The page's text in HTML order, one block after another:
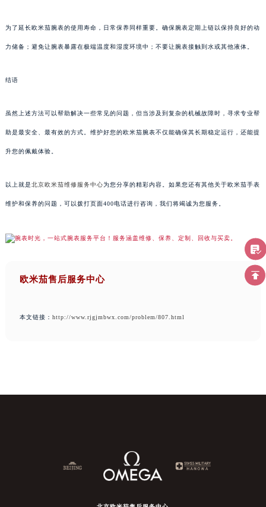
为了延长欧米茄腕表的使用寿命，日常保养同样重要。确保腕表定期上链以保持良好的动
力储备；避免让腕表暴露在极端温度和湿度环境中；不要让腕表接触到水或其他液体。
结语
虽然上述方法可以帮助解决一些常见的问题，但当涉及到复杂的机械故障时，寻求专业帮
助是最安全、最有效的方式。维护好您的欧米茄腕表不仅能确保其长期稳定运行，还能提
升您的佩戴体验。
以上就是北京欧米茄维修服务中心为您分享的精彩内容。如果您还有其他关于欧米茄手表
维护和保养的问题，可以拨打页面400电话进行咨询，我们将竭诚为您服务。
欧米茄售后服务中心
本文链接： http://www.rjgjmbwx.com/problem/807.html